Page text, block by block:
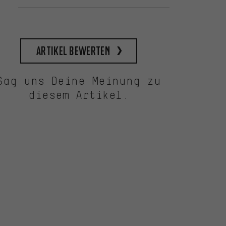
Artikel bewerten
uns Deine Meinung zu
diesem Artikel.